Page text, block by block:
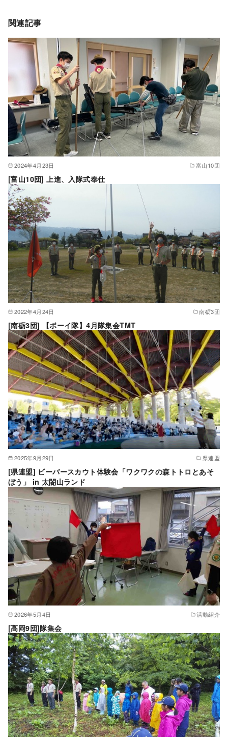
関連記事
2024年4月23日 富山10団
[富山10団] 上進、入隊式奉仕
2022年4月24日 南砺3団
[南砺3団] 【ボーイ隊】4月隊集会TMT
2025年9月29日 県連盟
[県連盟] ビーバースカウト体験会「ワクワクの森トトロとあそ
ぼう」 in 太閤山ランド
2026年5月4日 活動紹介
[高岡9団]隊集会